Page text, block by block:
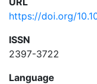
https://doi.org/
ISSN
2397-3722
Language